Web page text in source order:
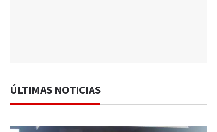
ÚLTIMAS NOTICIAS